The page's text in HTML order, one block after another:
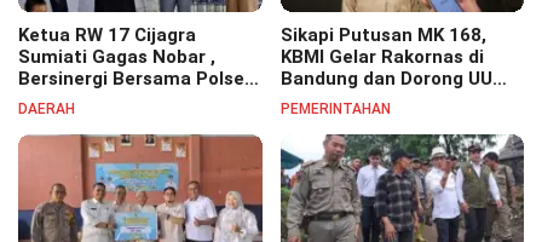
Ketua RW 17 Cijagra
Sumiati Gagas Nobar ,
Bersinergi Bersama Polsek
Bojongsoang Semarakkan
DAERAH
Sikapi Putusan MK 168,
KBMI Gelar Rakornas di
Bandung dan Dorong UU
Perlindungan Pekerja
PEMERINTAHAN